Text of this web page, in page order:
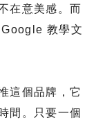
在意美感。而
教學文
這個品牌，它
間。只要一個